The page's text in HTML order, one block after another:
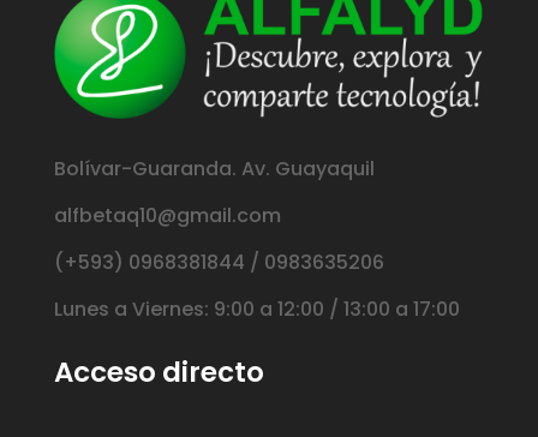
Bolívar-Guaranda. Av. Guayaquil
alfbetaq10@gmail.com
(+593) 0968381844 / 0983635206
Lunes a Viernes: 9:00 a 12:00 / 13:00 a 17:00
Acceso directo